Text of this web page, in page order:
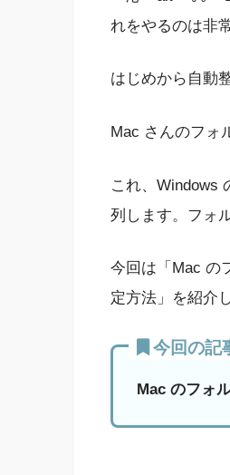
れをやるのは非
はじめから自動
Mac さんのフォ
これ、Windows
列します。フォ
今回は「Mac の
定方法」を紹介
今回の記
Mac のフォ